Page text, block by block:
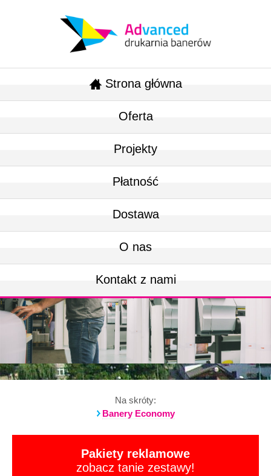
Strona główna
Oferta
Projekty
Płatność
Dostawa
O nas
Kontakt z nami
Na skróty:
Banery Economy
Pakiety reklamowe
zobacz tanie zestawy!